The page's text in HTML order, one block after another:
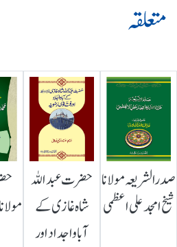
متعلقہ
صدرالشریعہ مولانا
شیخ امجد علی اعظمی
حضرت عبداللہ
شاہ غازی کے
آباواجداد اور